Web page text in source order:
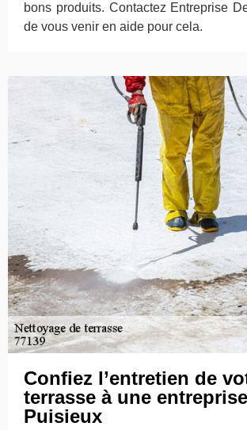
bons produits. Contactez Entreprise
de vous venir en aide pour cela.
Confiez l’entretien de
terrasse à une
Puisieux